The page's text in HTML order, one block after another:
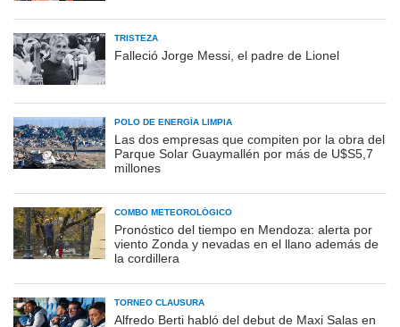
TRISTEZA
Falleció Jorge Messi, el padre de Lionel
POLO DE ENERGÍA LIMPIA
Las dos empresas que compiten por la obra del
Parque Solar Guaymallén por más de U$S5,7
millones
COMBO METEOROLÓGICO
Pronóstico del tiempo en Mendoza: alerta por
viento Zonda y nevadas en el llano además de
la cordillera
TORNEO CLAUSURA
Alfredo Berti habló del debut de Maxi Salas en